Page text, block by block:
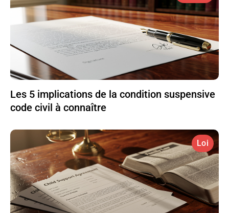
Les 5 implications de la condition suspensive
code civil à connaître
Loi